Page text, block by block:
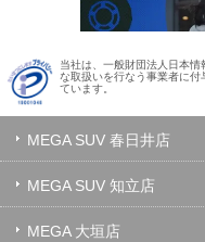
当社は、一般財団法人日本
な取扱いを行なう事業者に
ています。
MEGA SUV 春日井店
MEGA SUV 知立店
MEGA 大垣店